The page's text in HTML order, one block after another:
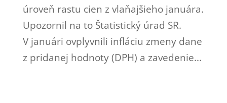
úroveň rastu cien z vlaňajšieho januára.
Upozornil na to Štatistický úrad SR.
V januári ovplyvnili infláciu zmeny dane
z pridanej hodnoty (DPH) a zavedenie...